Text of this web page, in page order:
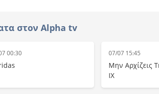
στον Alpha tv
00:30 07/07 15:45
Μην Αρχίζεις
IX